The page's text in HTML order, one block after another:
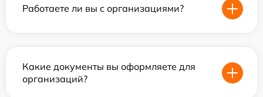
Работаете ли вы с организациями?
Какие документы вы оформляете для
организаций?